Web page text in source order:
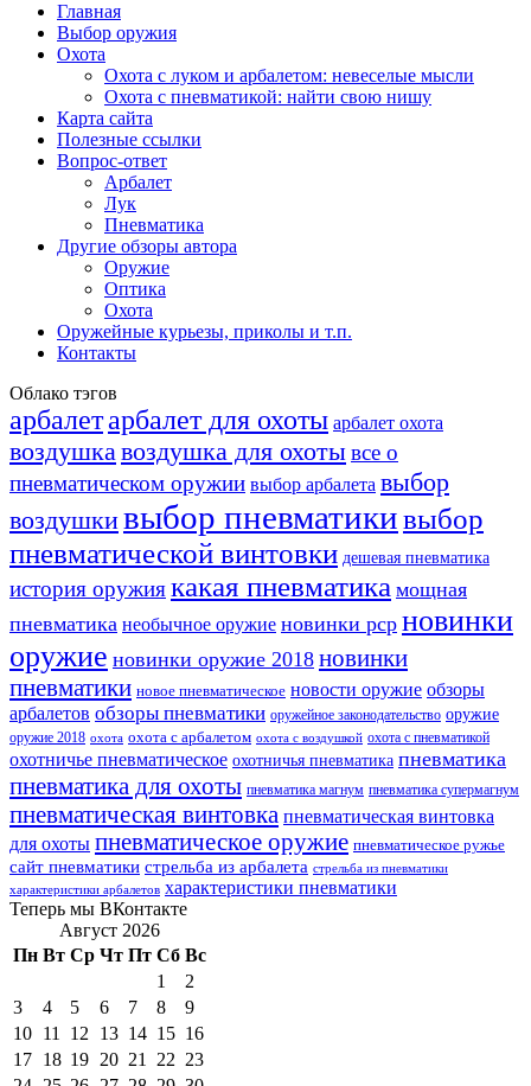
Главная
Выбор оружия
Охота
Охота с луком и арбалетом: невеселые мысли
Охота с пневматикой: найти свою нишу
Карта сайта
Полезные ссылки
Вопрос-ответ
Арбалет
Лук
Пневматика
Другие обзоры автора
Оружие
Оптика
Охота
Оружейные курьезы, приколы и т.п.
Контакты
Облако тэгов
арбалетарбалет для охоты арбалет охота
воздушкавоздушка для охотывсе о
пневматическом оружии выбор арбалета выбор
воздушкивыбор пневматикивыбор
пневматической винтовки дешевая пневматика
история оружиякакая пневматика мощная
пневматика необычное оружие новинки pcp новинки
оружие новинки оружие 2018 новинки
пневматики новое пневматическое новости оружие обзоры
арбалетов обзоры пневматики оружейное законодательство оружие
оружие 2018 охота охота с арбалетом охота с воздушкой охота с пневматикой
охотничье пневматическое охотничья пневматика пневматика
пневматика для охоты пневматика магнум пневматика супермагнум
пневматическая винтовка пневматическая винтовка
для охоты пневматическое оружие пневматическое ружье
сайт пневматики стрельба из арбалета стрельба из пневматики
характеристики арбалетов характеристики пневматики
Теперь мы ВКонтакте
Август 2026
Пн Вт Ср Чт Пт Сб Вс
1
2
3
4 5 6 7 8
9
10 11 12 13 14 15 16
17 18 19 20 21 22 23